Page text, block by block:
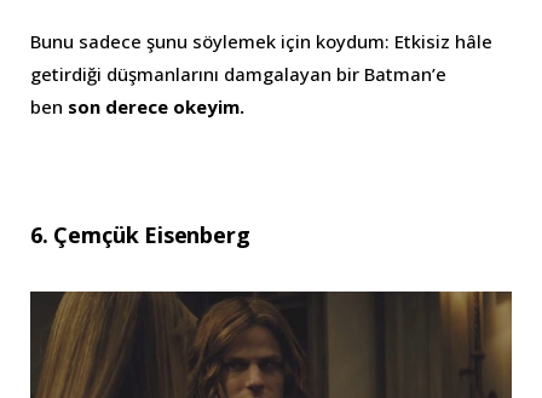
Bunu sadece şunu söylemek için koydum: Etkisiz hâle
getirdiği düşmanlarını damgalayan bir Batman’e
ben son derece okeyim.
6. Çemçük Eisenberg